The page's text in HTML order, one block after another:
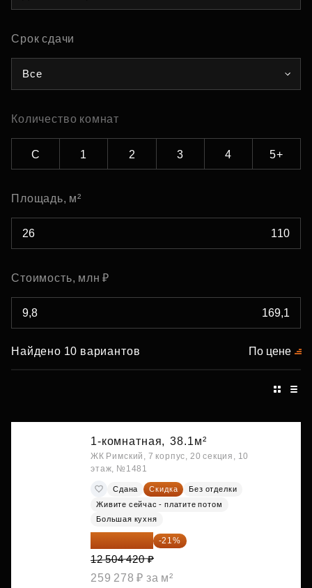
Срок сдачи
Все
Количество комнат
С 1 2 3 4 5+
Площадь, м²
Стоимость, млн ₽
Найдено 10 вариантов По цене
1-комнатная, 38.1м²
ЖК Римский, 7 корпус, 20 секция, 10
этаж, №1481
Сдана Скидка
Без отделки
Живите сейчас - платите потом
Большая кухня
-21%
12 504 420 ₽
259 278 ₽ за м²